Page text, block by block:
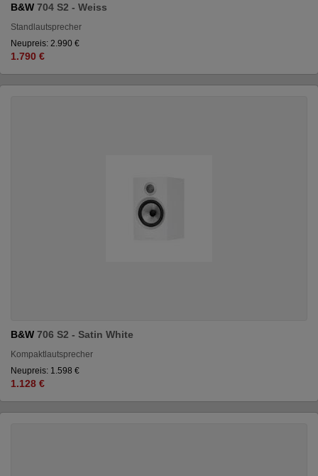
B&W 704 S2 - Weiss
Standlautsprecher
Neupreis: 2.990 €
1.790 €
B&W 706 S2 - Satin White
Kompaktlautsprecher
Neupreis: 1.598 €
1.128 €